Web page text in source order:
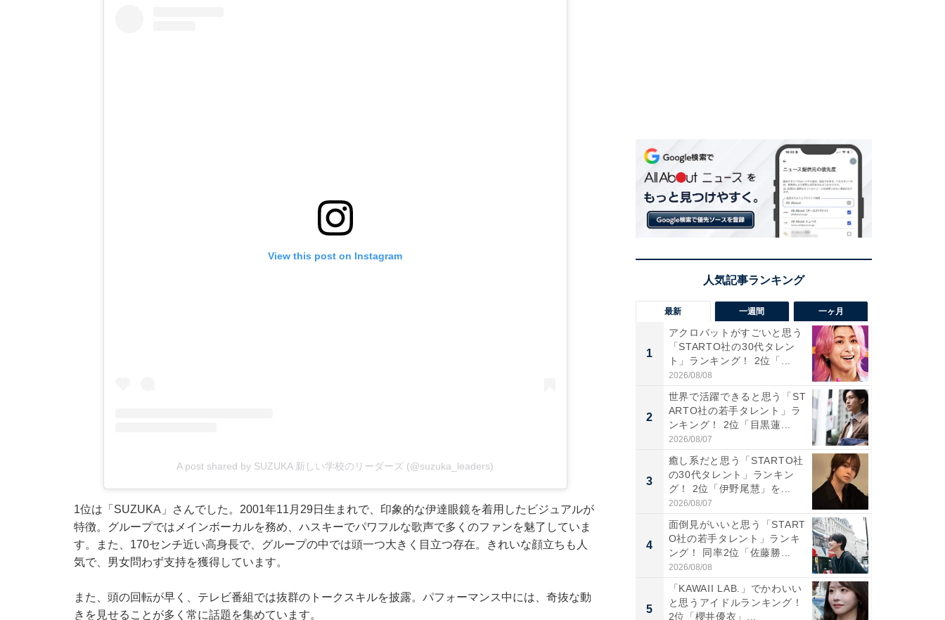
View this post on Instagram
A post shared by SUZUKA 新しい学校のリーダーズ (@suzuka_leaders)
1位は「SUZUKA」さんでした。2001年11月29日生まれで、印象的な伊達眼鏡を着用したビジュアルが
特徴。グループではメインボーカルを務め、ハスキーでパワフルな歌声で多くのファンを魅了していま
す。また、170センチ近い高身長で、グループの中では頭一つ大きく目立つ存在。きれいな顔立ちも人
気で、男女問わず支持を獲得しています。
また、頭の回転が早く、テレビ番組では抜群のトークスキルを披露。パフォーマンス中には、奇抜な動
きを見せることが多く常に話題を集めています。
最新 一週間 一ヶ月
1
アクロバットがすごいと思う
「STARTO社の30代タレン
ト」ランキング！ 2位「...
2026/08/08
2
世界で活躍できると思う「ST
ARTO社の若手タレント」ラ
ンキング！ 2位「目黒蓮...
2026/08/07
3
癒し系だと思う「STARTO社
の30代タレント」ランキン
グ！ 2位「伊野尾慧」を...
2026/08/07
4
面倒見がいいと思う「START
O社の若手タレント」ランキ
ング！ 同率2位「佐藤勝...
2026/08/08
5
「KAWAII LAB.」でかわいい
と思うアイドルランキング！
2位「櫻井優衣」...